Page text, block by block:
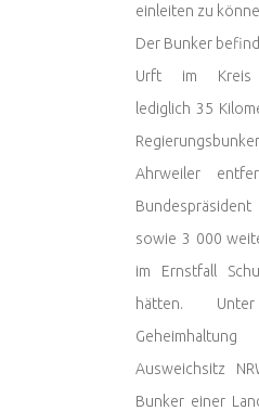
einleiten zu
Der Bunker
Urft im Kreis
lediglich 35
Ahrweiler
sowie 3 000
im Ernstfall
hätten.
Ausweichsitz
Bunker einer